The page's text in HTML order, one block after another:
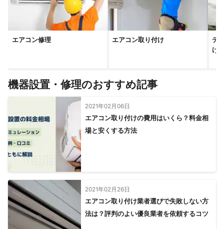
エアコン修理 エアコン取り付け
テ
け
機器設置・修理のおすすめ記事
2021年02月06日
エアコン取り付けの費用はいくら？料金相
場と安くする方法
2021年02月26日
エアコン取り付け業者選びで失敗しない方
法は？評判のよい優良業者を依頼するコツ